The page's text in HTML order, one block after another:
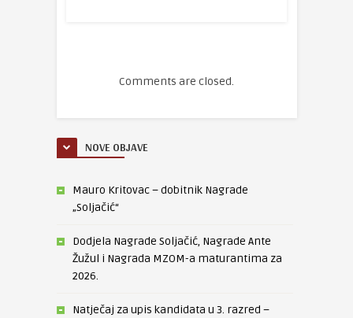
Comments are closed.
NOVE OBJAVE
Mauro Kritovac – dobitnik Nagrade
„Soljačić“
Dodjela Nagrade Soljačić, Nagrade Ante
Žužul i Nagrada MZOM-a maturantima za
2026.
Natječaj za upis kandidata u 3. razred –